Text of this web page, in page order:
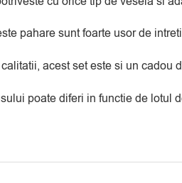
pahare sunt foarte usor de
acest set este si un
poate diferi in functie de lotul